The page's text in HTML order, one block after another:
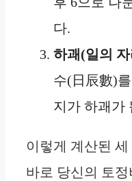
다.
하괘(일의
수(日辰數)
지가 하괘가
이렇게 계산된
바로 당신의 토정